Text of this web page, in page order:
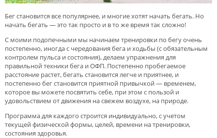
Бег становится все популярнее, и многие хотят начать бегать. Но
начать бегать — это так просто и в то же время так сложно!
С моими подопечными мы начинаем тренировки по бегу очень
постепенно, иногда с чередования бега и ходьбы (с обязательным
контролем пульса и состояния), делаем упражнения для
правильной техники бега и ОФП. Постепенно пробегаемое
расстояние растет, бегать становится легче и приятнее, и
постепенно бег становится приятной привычкой — временем,
которое вы можете посвятить себе, при этом с пользой и
удовольствием от движения на свежем воздухе, на природе.
Программа для каждого строится индивидуально, с учетом
текущей физической формы, целей, времени на тренировки,
состояния здоровья.